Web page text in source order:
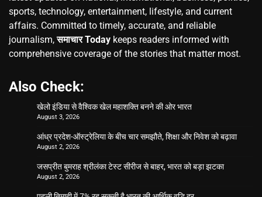
sports, technology, entertainment, lifestyle, and current
affairs. Committed to timely, accurate, and reliable
journalism,समाचार Today keeps readers informed with
comprehensive coverage of the stories that matter most.
Also Check:
खेलो इंडिया से वैश्विक खेल महाशक्ति बनने की ओर भारत
August 3, 2026
आंध्र प्रदेश-ऑस्ट्रेलिया के बीच चार समझौते, शिक्षा और निवेश को बढ़ावा
August 2, 2026
जसप्रीत बुमराह श्रीलंका टेस्ट सीरीज से बाहर, भारत को बड़ा झटका
August 2, 2026